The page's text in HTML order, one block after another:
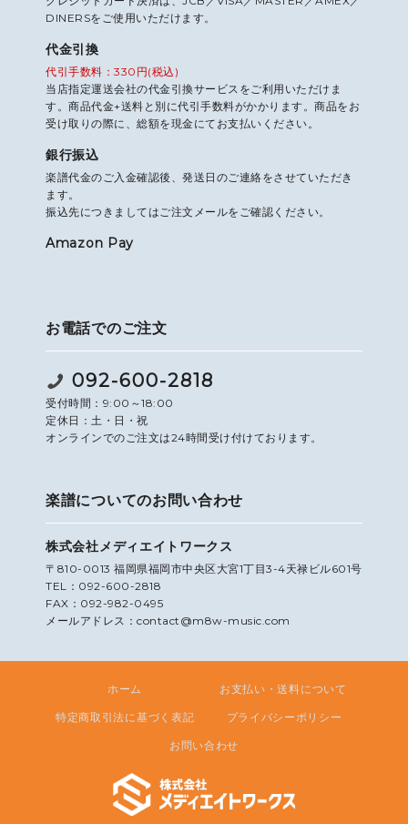
DINERSをご使用いただけます。
代金引換
代引手数料：330円(税込)
当店指定運送会社の代金引換サービスをご利用いただけま
す。商品代金+送料と別に代引手数料がかかります。商品をお
受け取りの際に、総額を現金にてお支払いください。
銀行振込
楽譜代金のご入金確認後、発送日のご連絡をさせていただき
ます。
振込先につきましてはご注文メールをご確認ください。
Amazon Pay
お電話でのご注文
092-600-2818
受付時間：9:00～18:00
定休日：土・日・祝
オンラインでのご注文は24時間受け付けております。
楽譜についてのお問い合わせ
株式会社メディエイトワークス
〒810-0013 福岡県福岡市中央区大宮1丁目3-4天禄ビル601号
TEL：092-600-2818
FAX：092-982-0495
メールアドレス：contact@m8w-music.com
ホーム お支払い・送料について
特定商取引法に基づく表記 プライバシーポリシー
お問い合わせ